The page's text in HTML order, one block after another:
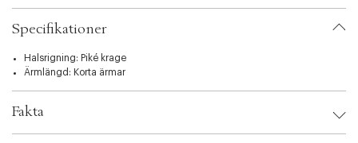
t
i
o
.
s
e
l
c
k
a
r
Specifikationer
Halsrigning: Piké krage
Ärmlängd: Korta ärmar
Fakta